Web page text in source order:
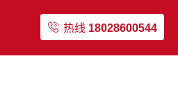
热线 18028600544